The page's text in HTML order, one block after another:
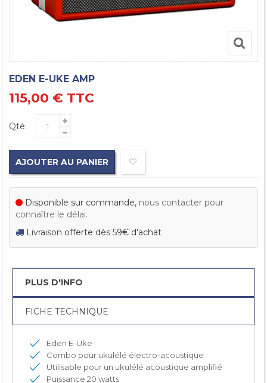
EDEN E-UKE AMP
115,00 € TTC
Qté:
AJOUTER AU PANIER
Disponible sur commande, nous contacter pour
connaître le délai.
Livraison offerte dès 59€ d'achat
PLUS D'INFO
FICHE TECHNIQUE
Eden E-Uke
Combo pour ukulélé électro-acoustique
Utilisable pour un ukulélé acoustique amplifié
Puissance 20 watts